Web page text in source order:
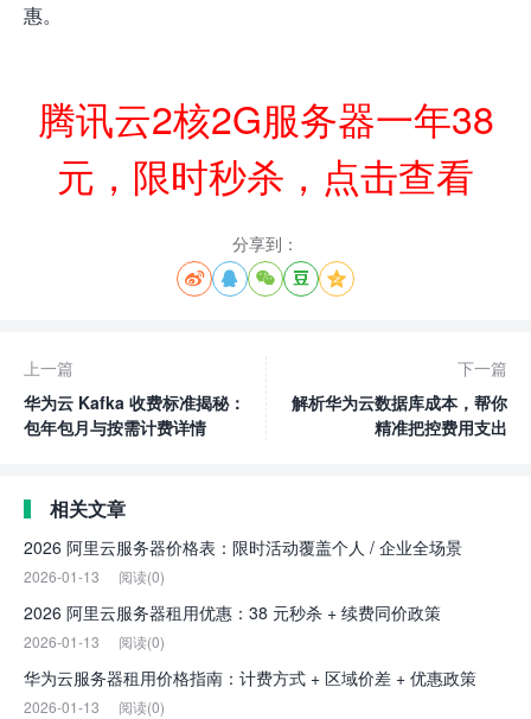
惠。
腾讯云2核2G服务器一年38
元，限时秒杀，点击查看
分享到：
    
上一篇
华为云 Kafka 收费标准揭秘：
包年包月与按需计费详情
下一篇
解析华为云数据库成本，帮你
精准把控费用支出
相关文章
2026 阿里云服务器价格表：限时活动覆盖个人 / 企业全场景
2026-01-13 阅读(0)
2026 阿里云服务器租用优惠：38 元秒杀 + 续费同价政策
2026-01-13 阅读(0)
华为云服务器租用价格指南：计费方式 + 区域价差 + 优惠政策
2026-01-13 阅读(0)